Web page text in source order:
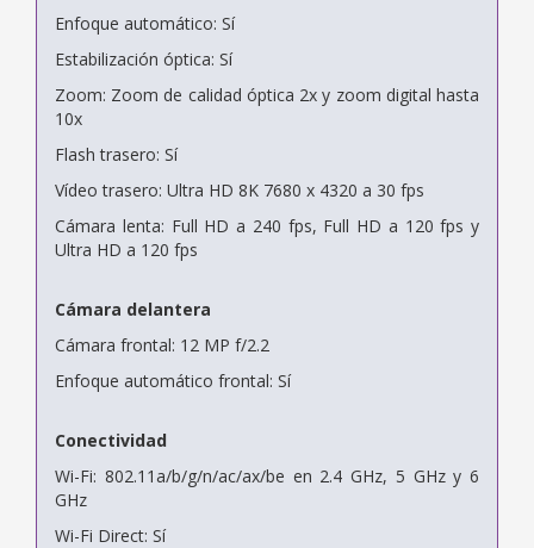
Enfoque automático: Sí
Estabilización óptica: Sí
Zoom: Zoom de calidad óptica 2x y zoom digital hasta
10x
Flash trasero: Sí
Vídeo trasero: Ultra HD 8K 7680 x 4320 a 30 fps
Cámara lenta: Full HD a 240 fps, Full HD a 120 fps y
Ultra HD a 120 fps
Cámara delantera
Cámara frontal: 12 MP f/2.2
Enfoque automático frontal: Sí
Conectividad
Wi-Fi: 802.11a/b/g/n/ac/ax/be en 2.4 GHz, 5 GHz y 6
GHz
Wi-Fi Direct: Sí